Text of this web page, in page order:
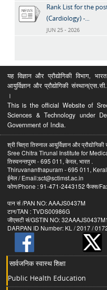
Rank List for the
(Cardiology) -...
JUN 25 - 2026
यह विज्ञान और प्रौद्योगिकी विभाग,
आयुर्विज्ञान और प्रौद्योगिकी
।
This is the official Website of
Sciences & Technology under
Government of India.
श्री चित्रा तिरुनाल आयुर्विज्ञान और
Sree Chitra Tirunal Institute for
तिरुवनन्तपुरम - 695 011, केरल, भारत .
Thiruvananthapuram - 695 011,
ईमेल / Email:sct@sctimst.ac.in
फोण/Phone : 91-471-2443152 फैक्स/
पान सं /PAN NO: AAAJS0437M
टान/TAN : TVDS00986G
जीएसटी सं/GSTIN NO:
DARPAN ID Number: KL / 2017 /
सार्वजनिक स्वास्थ शिक्षा
Public Health Education